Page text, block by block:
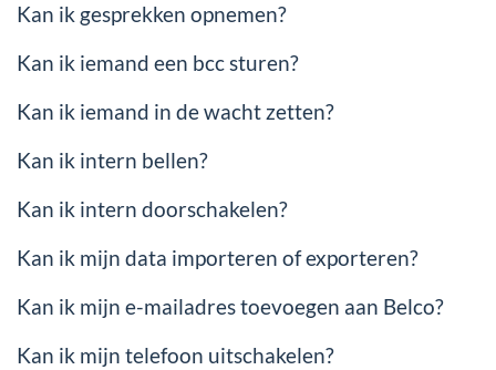
Kan ik gesprekken opnemen?
Kan ik iemand een bcc sturen?
Kan ik iemand in de wacht zetten?
Kan ik intern bellen?
Kan ik intern doorschakelen?
Kan ik mijn data importeren of exporteren?
Kan ik mijn e-mailadres toevoegen aan Belco?
Kan ik mijn telefoon uitschakelen?